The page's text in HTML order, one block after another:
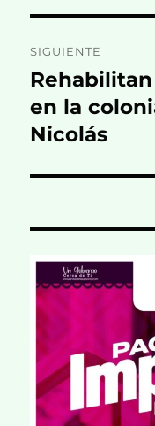
SIGUIENTE
Entrada
siguiente:
en la
Nicolás